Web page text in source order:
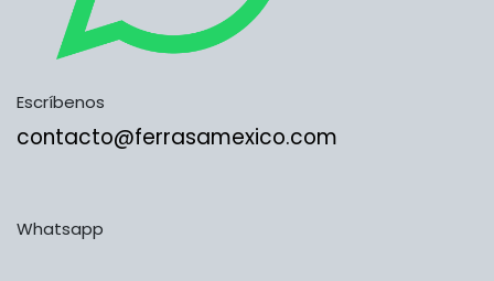
Escríbenos
contacto@ferrasamexico.com
Whatsapp